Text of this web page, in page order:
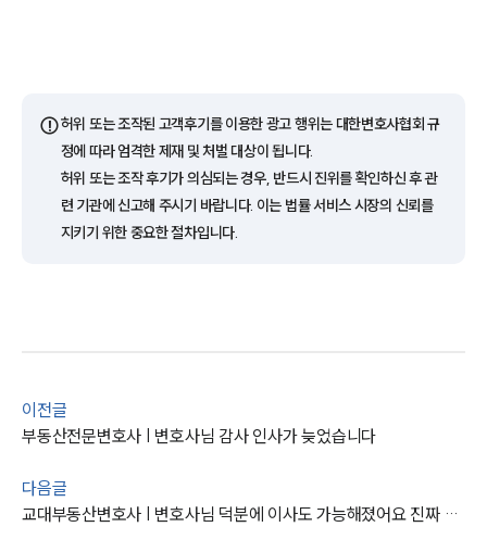
언론보도
공지사항
법률 블로그
법률서식
뉴스레터/브로슈어
세미나
⚠️허위 또는 조작된 고객후기를 이용한 광고 행위는 대한변호사협회 규
정에 따라 엄격한 제재 및 처벌 대상이 됩니다.
허위 또는 조작 후기가 의심되는 경우, 반드시 진위를 확인하신 후 관
련 기관에 신고해 주시기 바랍니다. 이는 법률 서비스 시장의 신뢰를
지키기 위한 중요한 절차입니다.
이전글
부동산전문변호사 | 변호사님 감사 인사가 늦었습니다
다음글
교대부동산변호사 | 변호사님 덕분에 이사도 가능해졌어요 진짜 감사합니다!